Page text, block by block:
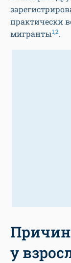
практически
мигранты1,2.
у